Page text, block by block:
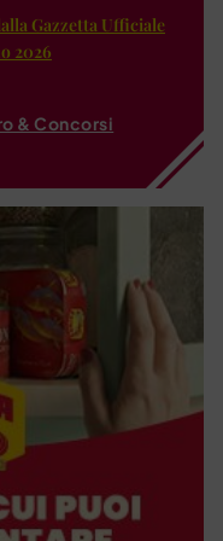
Gazzetta Ufficiale
2026
& Concorsi